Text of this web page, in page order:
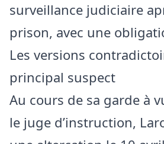
surveillance judiciaire
prison, avec une
Les versions
principal suspect
Au cours de sa garde à
le juge d’instruction,